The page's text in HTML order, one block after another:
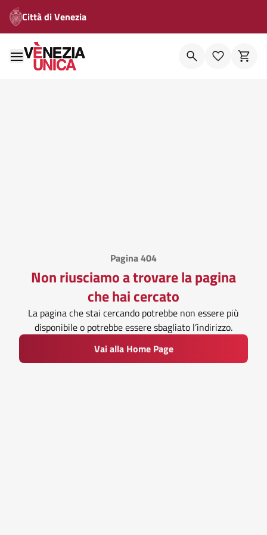
Città di Venezia
Pagina 404
Non riusciamo a trovare la pagina
che hai cercato
La pagina che stai cercando potrebbe non essere più
disponibile o potrebbe essere sbagliato l’indirizzo.
Vai alla Home Page